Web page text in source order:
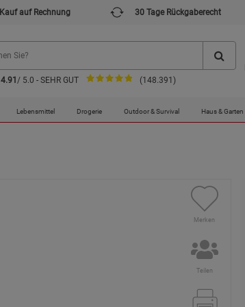
Kauf auf Rechnung 30 Tage Rückgaberecht
4.91 / 5.0 - SEHR GUT (148.391)
Lebensmittel Drogerie Outdoor & Survival Haus & Garten
Merken
Teilen